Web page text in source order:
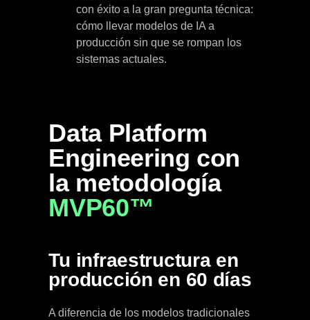
con éxito a la gran pregunta técnica:
cómo llevar modelos de IA a
producción sin que se rompan los
sistemas actuales.
Data Platform
Engineering con
la metodología
MVP60™
Tu infraestructura en
producción en 60 días
A diferencia de los modelos tradicionales